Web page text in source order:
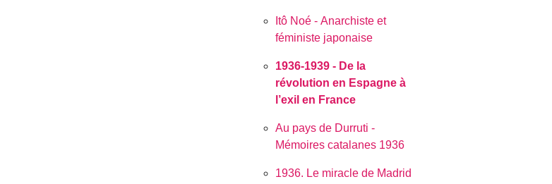
Itô Noé - Anarchiste et
féministe japonaise
1936-1939 - De la
révolution en Espagne à
l’exil en France
Au pays de Durruti -
Mémoires catalanes 1936
1936. Le miracle de Madrid